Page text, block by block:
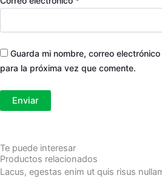
Guarda mi nombre, correo
para la próxima vez que comente.
Te puede interesar
Productos relacionados
Lacus, egestas enim ut quis risus